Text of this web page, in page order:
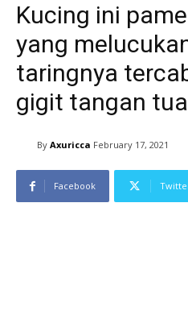
Kucing ini
yang
taringnya
gigit tangan
By Axuricca February 17, 2021
Facebook